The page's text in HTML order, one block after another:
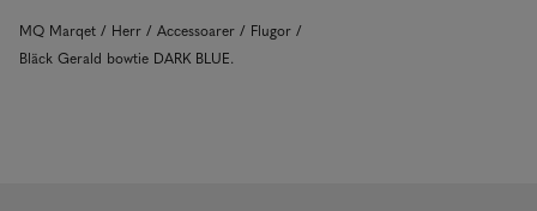
MQ Marqet Herr Accessoarer
Flugor
Bläck Gerald bowtie DARK BLUE.